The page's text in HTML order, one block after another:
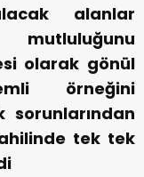
alanlar
olarak gönül
örneğini
sorunlarından
tek tek